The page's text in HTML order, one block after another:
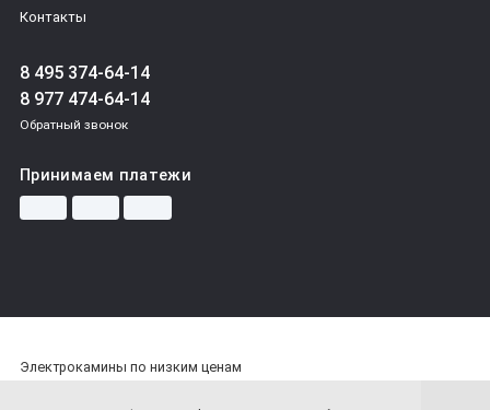
Контакты
8 495 374-64-14
8 977 474-64-14
Обратный звонок
Принимаем платежи
Электрокамины по низким ценам